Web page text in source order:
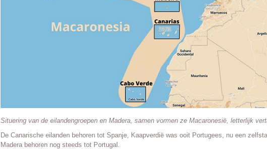
Situering van de eilandengroepen en Madera, samen vormen ze Macaronesië, letterlijk
De Canarische eilanden behoren tot Spanje, Kaapverdië was ooit Portugees, nu een
Madera behoren nog steeds tot Portugal.